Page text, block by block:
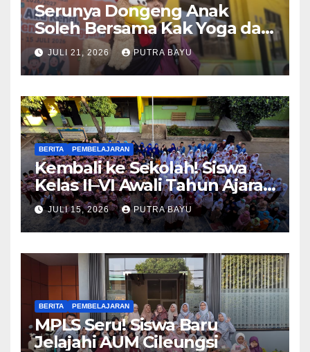
Serunya Dongeng Anak
Soleh Bersama Kak Yoga dan
Piko
JULI 21, 2026 PUTRA BAYU
BERITA PEMBELAJARAN
Kembali ke Sekolah! Siswa
Kelas II–VI Awali Tahun Ajaran
Baru
JULI 15, 2026 PUTRA BAYU
BERITA PEMBELAJARAN
MPLS Seru! Siswa Baru
Jelajahi AUM Cileungsi